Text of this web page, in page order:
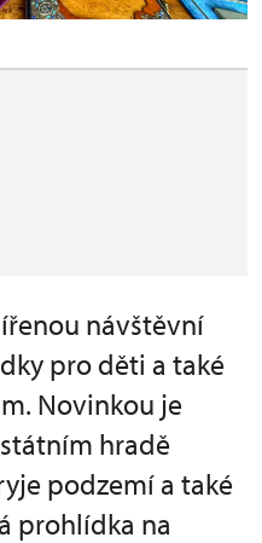
návštěvní
pro děti a také
Novinkou je
hradě
podzemí a také
prohlídka na